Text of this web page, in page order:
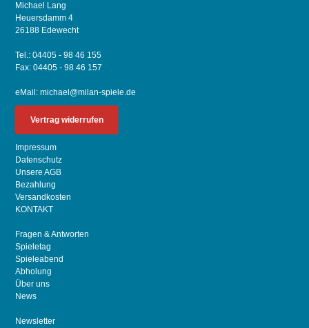
Michael Lang
Heuersdamm 4
26188 Edewecht
Tel.: 04405 - 98 46 155
Fax: 04405 - 98 46 157
eMail:michael@milan-spiele.de
Vertrag widerrufen
Impressum
Datenschutz
Unsere AGB
Bezahlung
Versandkosten
KONTAKT
Fragen & Antworten
Spieletag
Spieleabend
Abholung
Über uns
News
Newsletter